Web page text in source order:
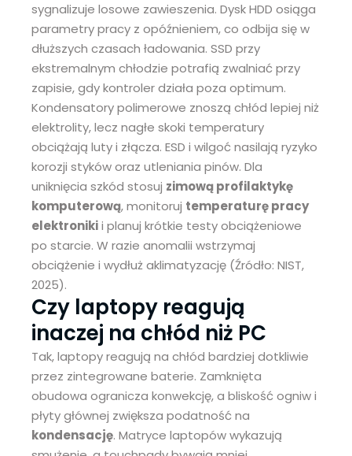
sygnalizuje losowe zawieszenia. Dysk HDD osiąga
parametry pracy z opóźnieniem, co odbija się w
dłuższych czasach ładowania. SSD przy
ekstremalnym chłodzie potrafią zwalniać przy
zapisie, gdy kontroler działa poza optimum.
Kondensatory polimerowe znoszą chłód lepiej niż
elektrolity, lecz nagłe skoki temperatury
obciążają luty i złącza. ESD i wilgoć nasilają ryzyko
korozji styków oraz utleniania pinów. Dla
uniknięcia szkód stosuj zimową profilaktykę
komputerową, monitoruj temperaturę pracy
elektronikii planuj krótkie testy obciążeniowe
po starcie. W razie anomalii wstrzymaj
obciążenie i wydłuż aklimatyzację (Źródło: NIST,
2025).
Czy laptopy reagują
inaczej na chłód niż PC
Tak, laptopy reagują na chłód bardziej dotkliwie
przez zintegrowane baterie. Zamknięta
obudowa ogranicza konwekcję, a bliskość ogniw i
płyty głównej zwiększa podatność na
kondensację. Matryce laptopów wykazują